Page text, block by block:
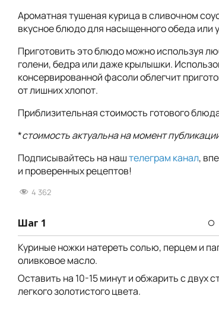
Ароматная тушеная курица в сливочном
вкусное блюдо для насыщенного обеда или
Приготовить это блюдо можно используя
голени, бедра или даже крылышки.
консервированной фасоли облегчит
от лишних хлопот.
Приблизительная стоимость готового
*стоимость актуальна на момент
Подписывайтесь на наштелеграм канал,
и проверенных рецептов!
4 362
Шаг 1
Куриные ножки натереть солью, перцем и
оливковое масло.
Оставить на 10-15 минут и обжарить с двух
легкого золотистого цвета.